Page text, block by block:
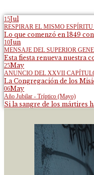
15Jul
RESPIRAR EL MISMO
Lo que comenzó en 1849
10Jun
MENSAJE DEL SUPERIOR
Esta fiesta renueva nuestra
25May
ANUNCIO DEL XXVII
La Congregación de los
06May
Año Jubilar - Tríptico (Mayo)
Si la sangre de los mártires